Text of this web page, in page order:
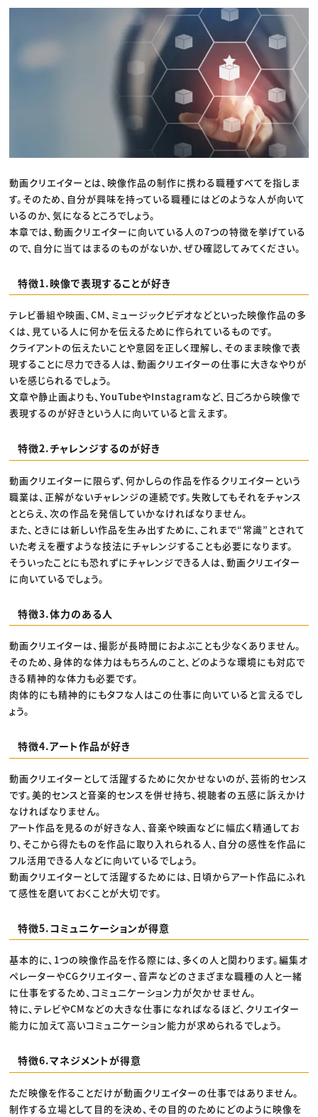
動画クリエイターとは、映像作品の制作に携わる職種すべてを指しま
す。そのため、自分が興味を持っている職種にはどのような人が向いて
いるのか、気になるところでしょう。
本章では、動画クリエイターに向いている人の7つの特徴を挙げている
ので、自分に当てはまるのものがないか、ぜひ確認してみてください。
特徴1.映像で表現することが好き
テレビ番組や映画、CM、ミュージックビデオなどといった映像作品の多
くは、見ている人に何かを伝えるために作られているものです。
クライアントの伝えたいことや意図を正しく理解し、そのまま映像で表
現することに尽力できる人は、動画クリエイターの仕事に大きなやりが
いを感じられるでしょう。
文章や静止画よりも、YouTubeやInstagramなど、日ごろから映像で
表現するのが好きという人に向いていると言えます。
特徴2.チャレンジするのが好き
動画クリエイターに限らず、何かしらの作品を作るクリエイターという
職業は、正解がないチャレンジの連続です。失敗してもそれをチャンス
ととらえ、次の作品を発信していかなければなりません。
また、ときには新しい作品を生み出すために、これまで“常識”とされて
いた考えを覆すような技法にチャレンジすることも必要になります。
そういったことにも恐れずにチャレンジできる人は、動画クリエイター
に向いているでしょう。
特徴3.体力のある人
動画クリエイターは、撮影が長時間におよぶことも少なくありません。
そのため、身体的な体力はもちろんのこと、どのような環境にも対応で
きる精神的な体力も必要です。
肉体的にも精神的にもタフな人はこの仕事に向いていると言えるでし
ょう。
特徴4.アート作品が好き
動画クリエイターとして活躍するために欠かせないのが、芸術的センス
です。美的センスと音楽的センスを併せ持ち、視聴者の五感に訴えかけ
なければなりません。
アート作品を見るのが好きな人、音楽や映画などに幅広く精通してお
り、そこから得たものを作品に取り入れられる人、自分の感性を作品に
フル活用できる人などに向いているでしょう。
動画クリエイターとして活躍するためには、日頃からアート作品にふれ
て感性を磨いておくことが大切です。
特徴5.コミュニケーションが得意
基本的に、1つの映像作品を作る際には、多くの人と関わります。編集オ
ペレーターやCGクリエイター、音声などのさまざまな職種の人と一緒
に仕事をするため、コミュニケーション力が欠かせません。
特に、テレビやCMなどの大きな仕事になればなるほど、クリエイター
能力に加えて高いコミュニケーション能力が求められるでしょう。
特徴6.マネジメントが得意
ただ映像を作ることだけが動画クリエイターの仕事ではありません。
制作する立場として目的を決め、その目的のためにどのように映像を